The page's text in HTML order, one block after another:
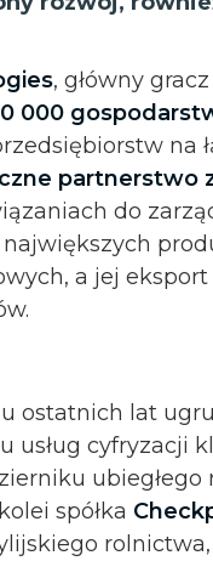
, główny
000
na
partnerstwo
do
a jej
ostatnich lat
usług cyfryzacji
ubiegłego
spółka